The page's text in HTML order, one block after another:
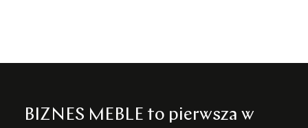
BIZNES MEBLE to pierwsza w